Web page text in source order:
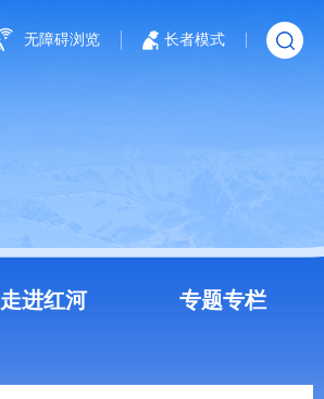
无障碍浏览 长者模式
走进红河 专题专栏